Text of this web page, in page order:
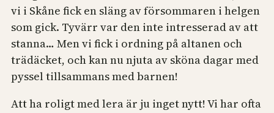
vi i Skåne fick en släng av försommaren i helgen
som gick. Tyvärr var den inte intresserad av att
stanna… Men vi fick i ordning på altanen och
trädäcket, och kan nu njuta av sköna dagar med
pyssel tillsammans med barnen!
Att ha roligt med lera är ju inget nytt! Vi har ofta